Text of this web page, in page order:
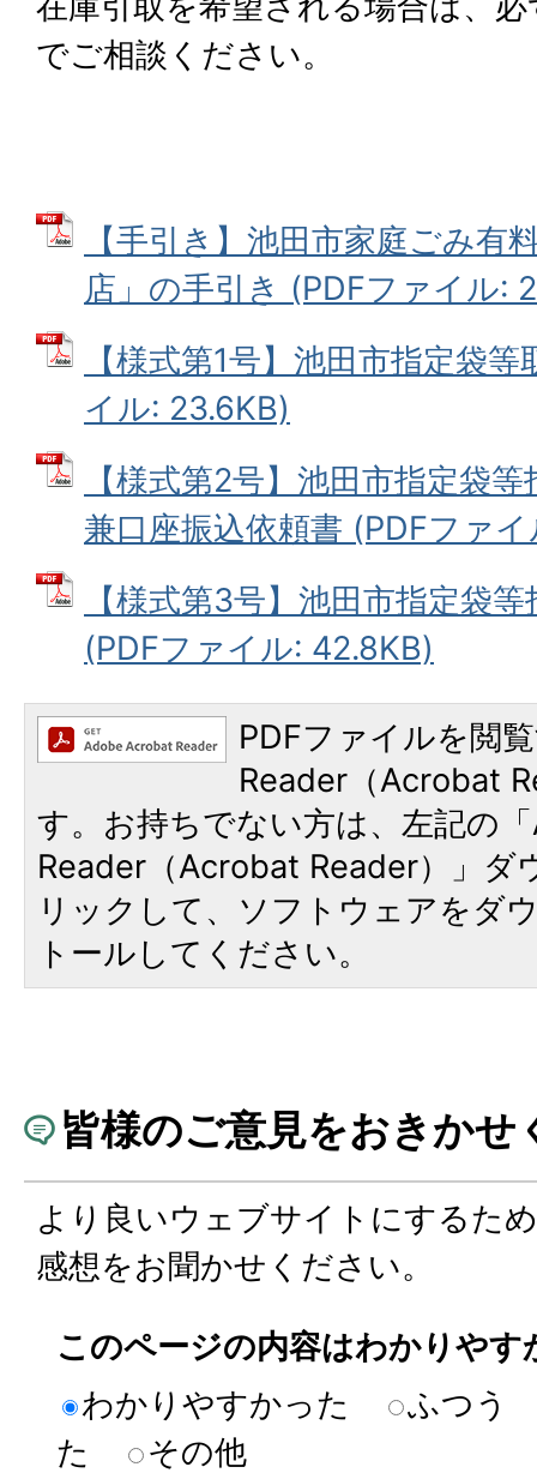
でご相談ください。
【手引き】池田市家庭ごみ有
店」の手引き (PDFファイル:
【様式第1号】池田市指定袋
イル: 23.6KB)
【様式第2号】池田市指定袋
兼口座振込依頼書 (PDFファ
【様式第3号】池田市指定袋
(PDFファイル: 42.8KB)
PDFファイルを閲
Reader（Acrobat
す。お持ちでない方は、左記の
Reader（Acrobat Reader）」ダ
リックして、ソフトウェアをダ
トールしてください。
皆様のご意見をおきかせ
より良いウェブサイトにするた
感想をお聞かせください。
このページの内容はわかりやす
わかりやすかった
ふつう
た
その他